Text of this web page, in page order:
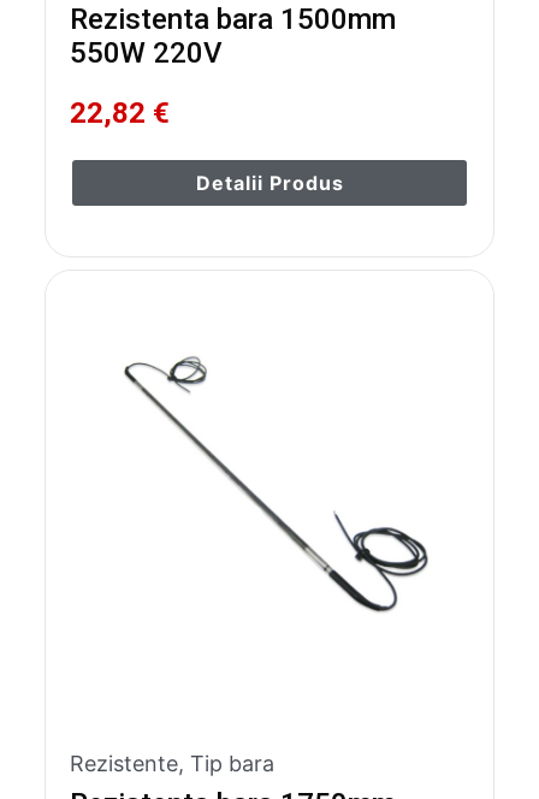
Rezistenta bara 1500mm
550W 220V
22,82 €
Detalii Produs
Rezistente,Tip bara